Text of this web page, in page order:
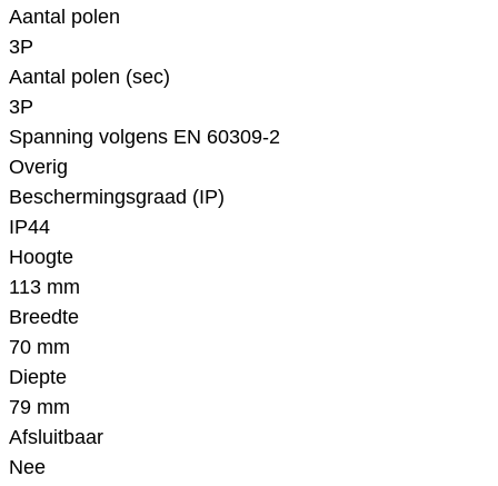
Aantal polen
3P
Aantal polen (sec)
3P
Spanning volgens EN 60309-2
Overig
Beschermingsgraad (IP)
IP44
Hoogte
113 mm
Breedte
70 mm
Diepte
79 mm
Afsluitbaar
Nee